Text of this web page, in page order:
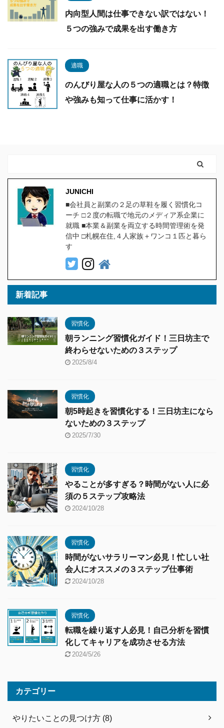
内向型人間は仕事できない訳ではない！
５つの強みで成果を出す働き方
適職
のんびり屋な人の５つの適職とは？特徴
や強みも知って仕事に活かす！
JUNICHI
■会社員と副業の２足の草鞋を履く習慣化コ
ーチ □２度の転職で地元のメディア系企業に
就職 ■本業＆副業を両立する時間管理術を発
信中 □札幌在住,４人家族＋ワンコ１匹と暮ら
す
新着記事
習慣化
朝ランニング習慣化ガイド！三日坊主で
終わらせないための３ステップ
2025/8/4
習慣化
朝5時起きを習慣化する！三日坊主になら
ないための３ステップ
2025/7/30
習慣化
やることが多すぎる？時間がない人に必
須の５ステップ攻略法
2024/10/28
習慣化
時間がないサラリーマン必見！忙しい社
会人にオススメの３ステップ仕事術
2024/10/28
習慣化
転職を繰り返す人必見！自己分析を習慣
化してキャリアを成功させる方法
2024/5/26
カテゴリー
やりたいことの見つけ方 (8)